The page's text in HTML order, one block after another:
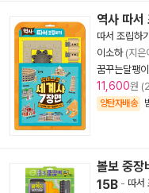
역사 따서
따서 조립하기
이소하(지은
꿈꾸는달팽
11,600원
양탄자배송
볼보 중장
15B - 따서